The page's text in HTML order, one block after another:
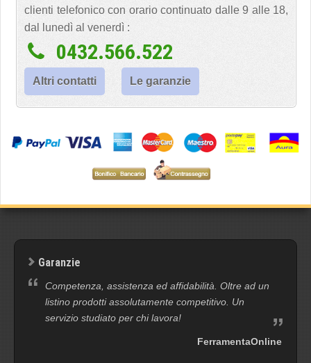
clienti telefonico con orario continuato dalle 9 alle 18,
dal lunedì al venerdì :
0432.566.522
Altri contatti Le garanzie
Garanzie
Competenza, assistenza ed affidabilità. Oltre ad un
listino prodotti assolutamente competitivo. Un
servizio studiato per chi lavora!
FerramentaOnline